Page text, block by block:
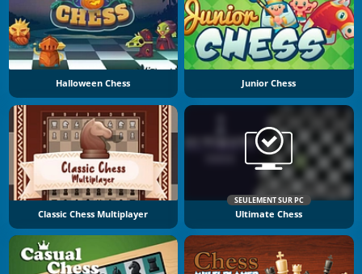
Halloween Chess Junior Chess
Classic Chess Multiplayer
SEULEMENT SUR PC
Ultimate Chess